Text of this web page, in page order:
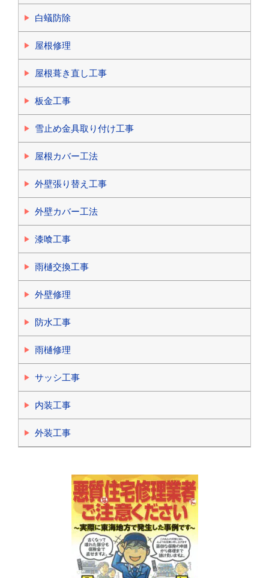
白蟻防除
屋根修理
屋根葺き直し工事
板金工事
雪止め金具取り付け工事
屋根カバー工法
外壁張り替え工事
外壁カバー工法
漆喰工事
雨樋交換工事
外壁修理
防水工事
雨樋修理
サッシ工事
内装工事
外装工事